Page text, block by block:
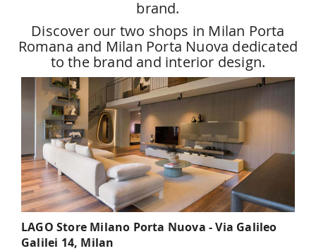
brand.
Discover our two shops in Milan Porta
Romana and Milan Porta Nuova dedicated
to the brand and interior design.
LAGO Store Milano Porta Nuova - Via Galileo
Galilei 14, Milan